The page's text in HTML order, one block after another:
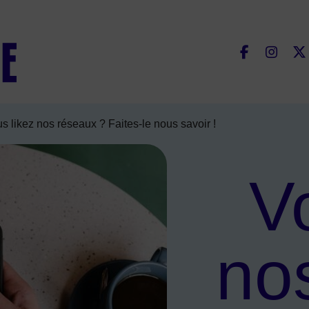
likez nos réseaux ? Faites-le nous savoir !